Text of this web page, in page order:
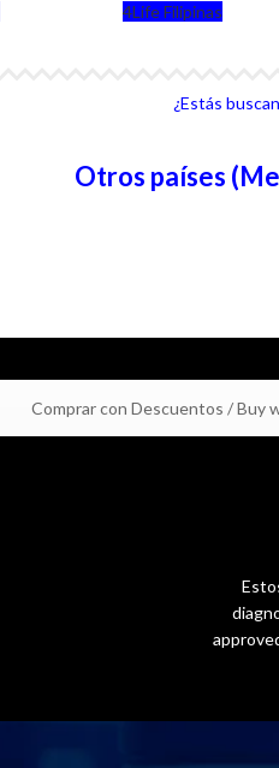
4Life Filipinas
¿Estás
Otros países
Comprar con Descuentos / Buy